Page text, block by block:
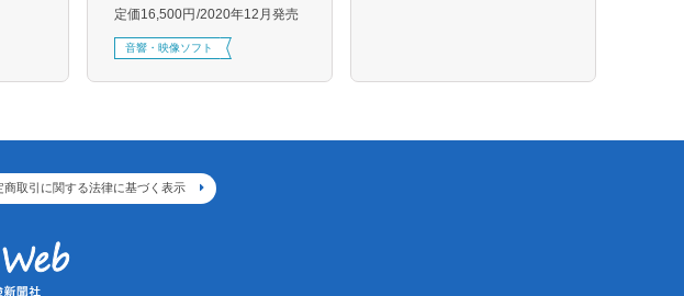
定価16,500円 2020年12月発売
音響・映像ソフト
商取引に関する法律に基づく表示